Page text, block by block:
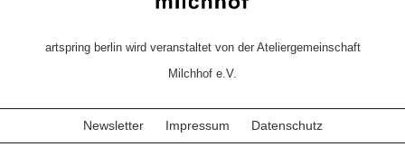
artspring berlin wird veranstaltet von der Ateliergemeinschaft
Milchhof e.V.
Newsletter Impressum Datenschutz